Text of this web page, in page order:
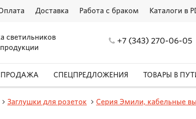
Доставка Работа с браком Каталоги в
светильников
+7 (343) 270-06-05
СПЕЦПРЕДЛОЖЕНИЯ ТОВАРЫ В
Заглушки для розеток Серия Эмили, кабельные